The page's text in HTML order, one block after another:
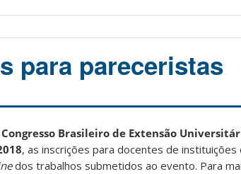
para pareceristas
Congresso Brasileiro de Extensão
​,​​ ​as inscrições para docentes de
dos trabalhos submetidos ao evento. Para